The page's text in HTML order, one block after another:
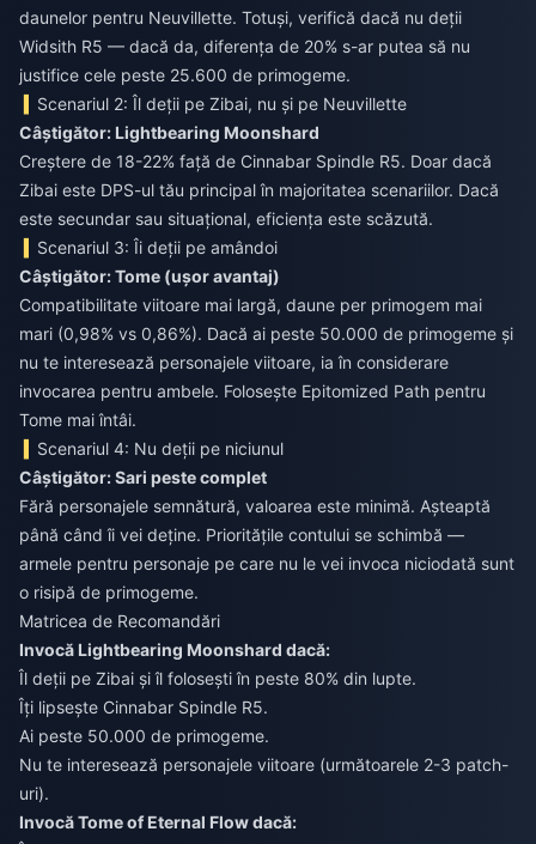
daunelor pentru Neuvillette. Totuși, verifică dacă nu deții
Widsith R5 — dacă da, diferența de 20% s-ar putea să nu
justifice cele peste 25.600 de primogeme.
Scenariul 2: Îl deții pe Zibai, nu și pe Neuvillette
Câștigător: Lightbearing Moonshard
Creștere de 18-22% față de Cinnabar Spindle R5. Doar dacă
Zibai este DPS-ul tău principal în majoritatea scenariilor. Dacă
este secundar sau situațional, eficiența este scăzută.
Scenariul 3: Îi deții pe amândoi
Câștigător: Tome (ușor avantaj)
Compatibilitate viitoare mai largă, daune per primogem mai
mari (0,98% vs 0,86%). Dacă ai peste 50.000 de primogeme și
nu te interesează personajele viitoare, ia în considerare
invocarea pentru ambele. Folosește Epitomized Path pentru
Tome mai întâi.
Scenariul 4: Nu deții pe niciunul
Câștigător: Sari peste complet
Fără personajele semnătură, valoarea este minimă. Așteaptă
până când îi vei deține. Prioritățile contului se schimbă —
armele pentru personaje pe care nu le vei invoca niciodată sunt
o risipă de primogeme.
Matricea de Recomandări
Invocă Lightbearing Moonshard dacă:
Îl deții pe Zibai și îl folosești în peste 80% din lupte.
Îți lipsește Cinnabar Spindle R5.
Ai peste 50.000 de primogeme.
Nu te interesează personajele viitoare (următoarele 2-3 patch-
uri).
Invocă Tome of Eternal Flow dacă: